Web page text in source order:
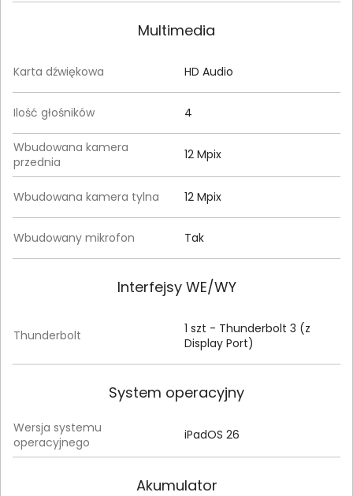
Multimedia
Karta dźwiękowa HD Audio
Ilość głośników 4
Wbudowana kamera
przednia
12 Mpix
Wbudowana kamera tylna 12 Mpix
Wbudowany mikrofon Tak
Interfejsy WE/WY
Thunderbolt
1 szt - Thunderbolt 3 (z
Display Port)
System operacyjny
Wersja systemu
operacyjnego
iPadOS 26
Akumulator